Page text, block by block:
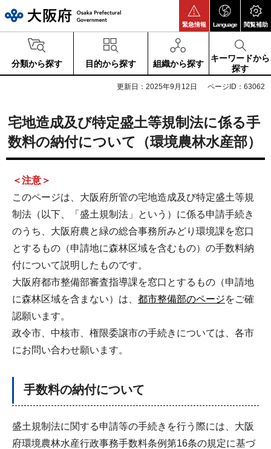
緊急情報 Language 閲覧補助
分類から探す 目的から探す 組織から探す
キーワードから
探す
更新日：2025年9月12日 ページID：63062
宅地造成及び特定盛土等規制法に係る手
数料の納付について（環境農林水産部）
＜注意＞
このページは、大阪府所管の宅地造成及び特定盛土等規
制法（以下、「盛土規制法」という）に係る申請手続き
のうち、大阪府農と緑の総合事務所みどり環境課を窓口
とするもの（申請地に森林区域を含むもの）の手数料納
付について説明したものです。
大阪府都市整備部審査指導課を窓口とするもの（申請地
に森林区域を含まない）は、 都市整備部のページをご確
認願います。
政令市、中核市、権限委譲市の手続きについては、各市
にお問い合わせ願います。
手数料の納付について
盛土規制法に関する申請等の手続きを行う際には、大阪
府環境農林水産行政事務手数料条例第16条の規定に基づ